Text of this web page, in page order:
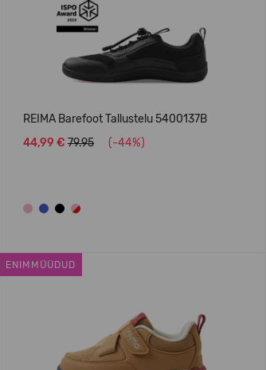
REIMA Barefoot Tallustelu 5400137B
44,99 € 79.95 (-44%)
ENIMMÜÜDUD